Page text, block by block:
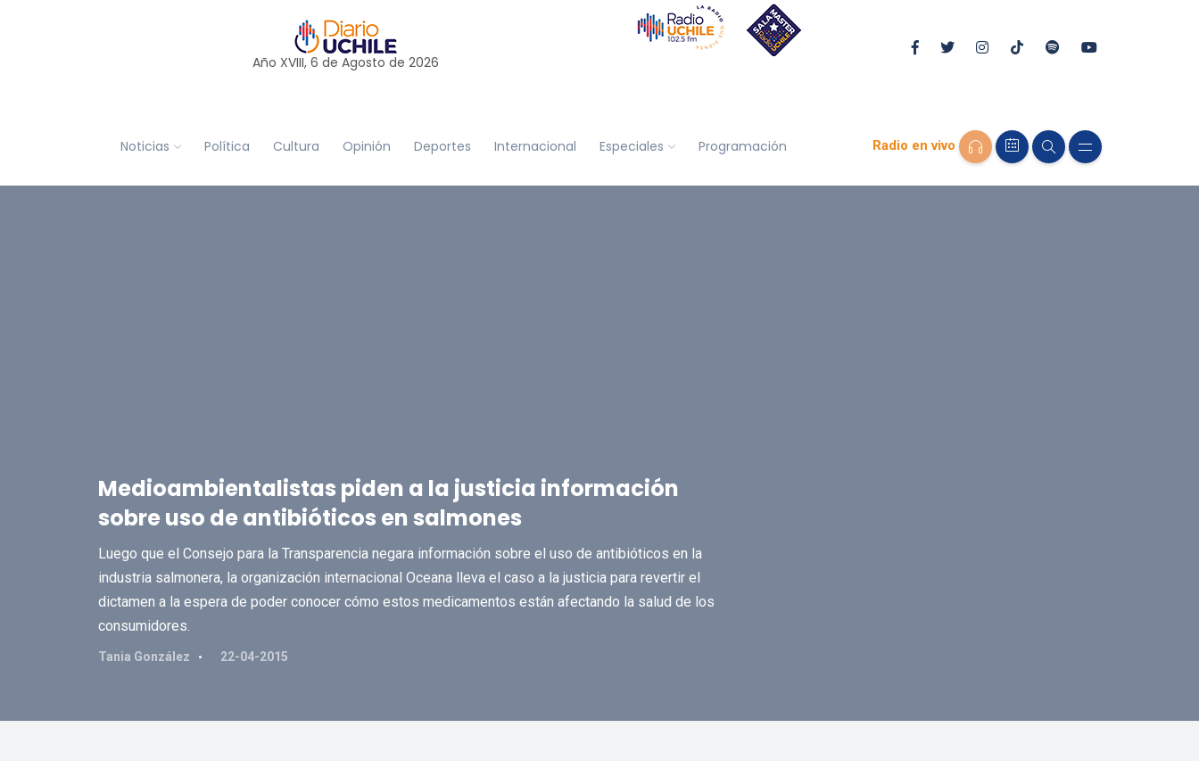
Año XVIII, 6 de Agosto de 2026
Noticias Política Cultura Opinión Deportes Internacional Especiales Programación Radio en vivo
Medioambientalistas piden a la justicia información
sobre uso de antibióticos en salmones
Luego que el Consejo para la Transparencia negara información sobre el uso de antibióticos en la
industria salmonera, la organización internacional Oceana lleva el caso a la justicia para revertir el
dictamen a la espera de poder conocer cómo estos medicamentos están afectando la salud de los
consumidores.
Tania González 22-04-2015